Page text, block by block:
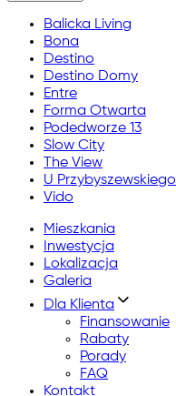
Balicka Living
Bona
Destino
Destino Domy
Entre
Forma Otwarta
Podedworze 13
Slow City
The View
U Przybyszewskiego
Vido
Mieszkania
Inwestycja
Lokalizacja
Galeria
Dla Klienta
Finansowanie
Rabaty
Porady
FAQ
Kontakt